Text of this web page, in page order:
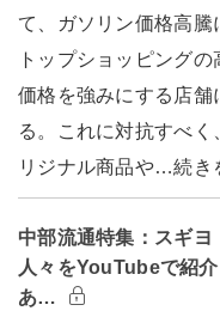
て、ガソリン価格高騰
トップショッピング
価格を強みにする店舗
る。これに対抗すべく
リジナル商品や…続き
中部流通特集：スギ
人々をYouTubeで紹
あ…